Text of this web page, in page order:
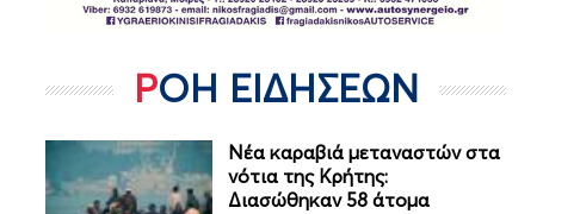
ΡΟΗ ΕΙΔΗΣΕΩΝ
Νέα καραβιά μεταναστών στα
νότια της Κρήτης:
Διασώθηκαν 58 άτομα